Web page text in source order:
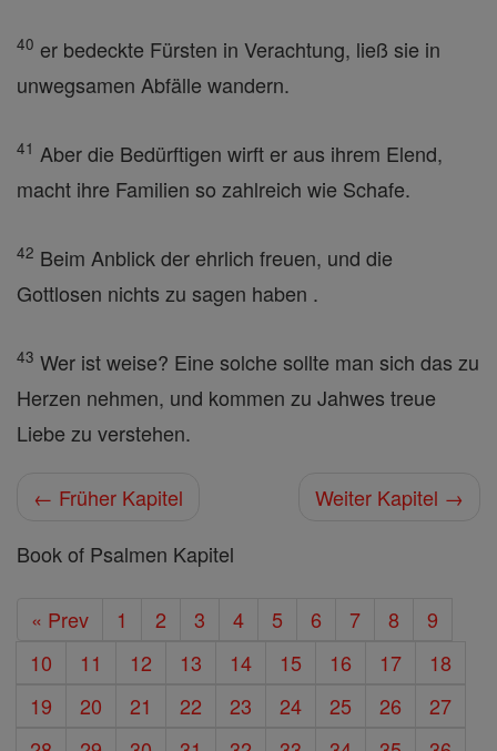
40 er bedeckte Fürsten in Verachtung, ließ sie in
unwegsamen Abfälle wandern.
41 Aber die Bedürftigen wirft er aus ihrem Elend,
macht ihre Familien so zahlreich wie Schafe.
42 Beim Anblick der ehrlich freuen, und die
Gottlosen nichts zu sagen haben .
43 Wer ist weise? Eine solche sollte man sich das zu
Herzen nehmen, und kommen zu Jahwes treue
Liebe zu verstehen.
← Früher Kapitel
Weiter Kapitel →
Book of Psalmen Kapitel
« Prev 1 2 3 4 5 6 7 8
9
10
11 12 13 14 15 16 17
18
19
20 21 22 23 24 25 26
27